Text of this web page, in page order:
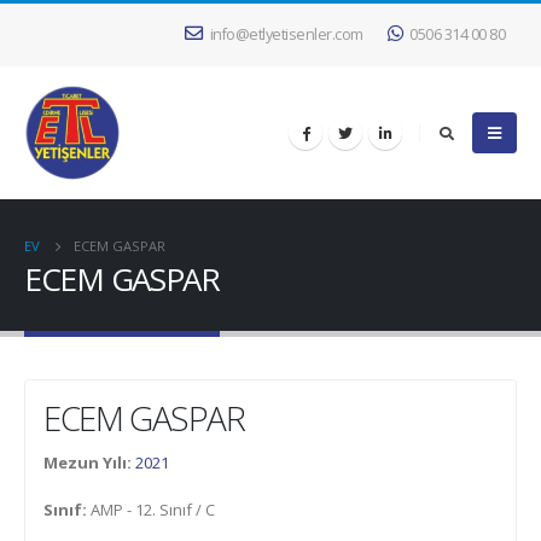
info@etlyetisenler.com 0506 314 00 80
EV ECEM GASPAR
ECEM GASPAR
ECEM GASPAR
Mezun Yılı: 2021
Sınıf: AMP - 12. Sınıf / C